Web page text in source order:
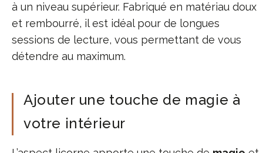
à un niveau supérieur. Fabriqué en matériau doux
et rembourré, il est idéal pour de longues
sessions de lecture, vous permettant de vous
détendre au maximum.
Ajouter une touche de magie à
votre intérieur